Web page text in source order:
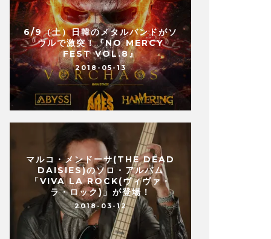
6/9（土）日韓のメタルバンドがソ
ウルで激突！『NO MERCY
FEST VOL.8』
2018-05-13
マルコ・メンドーサ(THE DEAD
DAISIES)のソロ・アルバム
「VIVA LA ROCK(ヴィヴァ・
ラ・ロック)」が登場！
2018-03-12